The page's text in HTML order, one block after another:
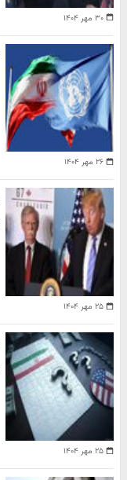
۳۰ مهر ۱۴۰۴
۲۶ مهر ۱۴۰۴
۲۵ مهر ۱۴۰۴
۲۵ مهر ۱۴۰۴